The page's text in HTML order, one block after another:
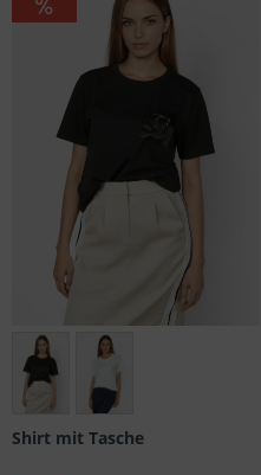
Größen: 42
Shirt mit Tasche